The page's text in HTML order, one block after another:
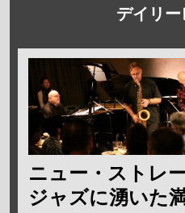
デイリー
ニュー・ストレ
ジャズに湧いた